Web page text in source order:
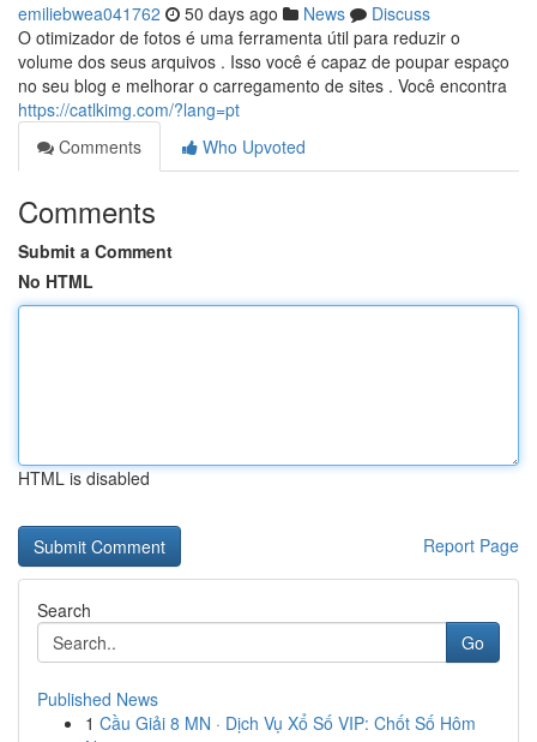
emiliebwea041762 50 days ago News
Discuss
O otimizador de fotos é uma ferramenta útil para reduzir o
volume dos seus arquivos . Isso você é capaz de poupar espaço
no seu blog e melhorar o carregamento de sites . Você encontra
https://catlkimg.com/?lang=pt
Comments
Who Upvoted
Comments
Submit a Comment
No HTML
HTML is disabled
Report Page
Search
Go
Published News
1 Cầu Giải 8 MN · Dịch Vụ Xổ Số VIP: Chốt Số Hôm